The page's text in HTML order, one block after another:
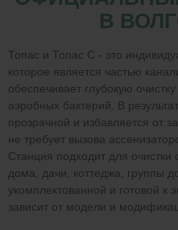
В
Топас и Топас С - это
которое является частью
обеспечивает глубокую
аэробных бактерий. В
прозрачной и избавляется от
не требует вызова
Станция подходит для очистки
дома, дачи, коттеджа, группы
укомплектованной и готовой к
зависит от модели и